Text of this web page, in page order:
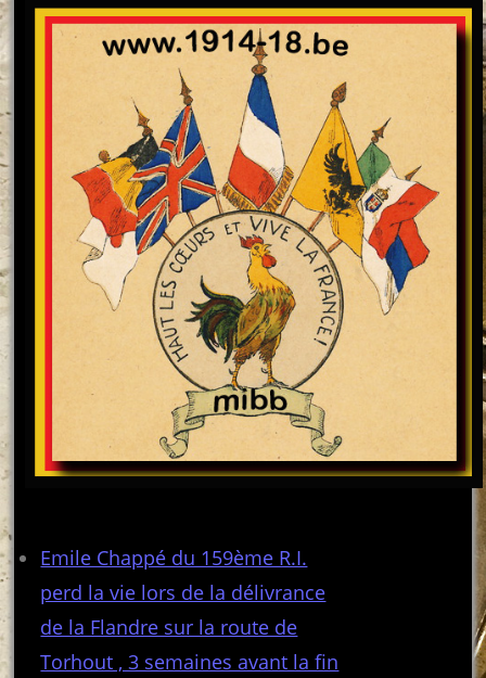
Emile Chappé du 159ème R.I.
perd la vie lors de la délivrance
de la Flandre sur la route de
Torhout , 3 semaines avant la fin